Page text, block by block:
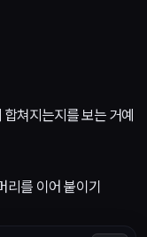
쳐지는지를 보는 거예
리를 이어 붙이기